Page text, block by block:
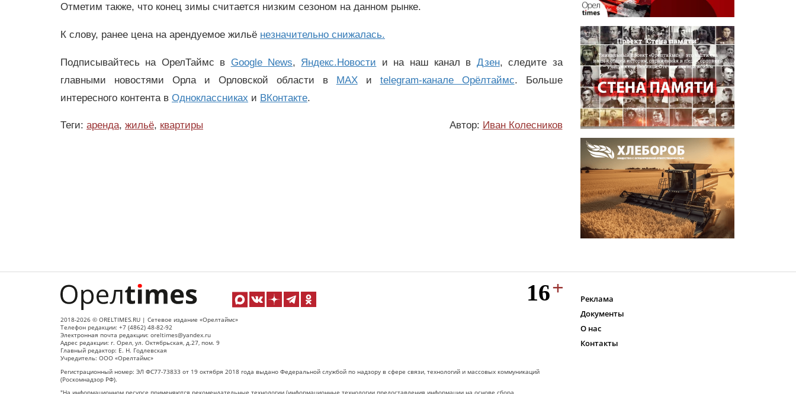
Отметим также, что конец зимы считается низким сезоном на данном рынке.
К слову, ранее цена на арендуемое жильё незначительно снижалась.
Подписывайтесь на ОрелТаймс в Google News, Яндекс.Новости и на наш канал в Дзен, следите за
главными новостями Орла и Орловской области в MAXи telegram-канале Орёлтаймс. Больше
интересного контента в Одноклассниках и ВКонтакте.
Теги: аренда, жильё, квартиры Автор: Иван Колесников
2018-2026 © ORELTIMES.RU | Сетевое издание «Орелтаймс»
Телефон редакции: +7 (4862) 48-82-92
Электронная почта редакции: oreltimes@yandex.ru
Адрес редакции: г. Орел, ул. Октябрьская, д.27, пом. 9
Главный редактор: Е. Н. Годлевская
Учредитель: ООО «Орелтаймс»
Регистрационный номер: ЭЛ ФС77-73833 от 19 октября 2018 года выдано Федеральной службой по надзору в сфере связи, технологий и массовых коммуникаций
(Роскомнадзор РФ).
Реклама
Документы
О нас
Контакты